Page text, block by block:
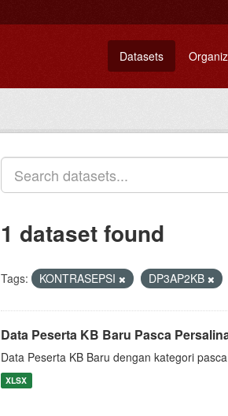
Datasets
1 dataset found
Tags: KONTRASEPSI DP3AP2KB
Data Peserta KB Baru Pasca
Data Peserta KB Baru dengan kategori
XLSX